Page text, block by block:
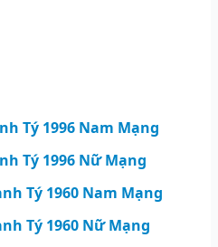
Tý 1996 Nam Mạng
Tý 1996 Nữ Mạng
Tý 1960 Nam Mạng
Tý 1960 Nữ Mạng